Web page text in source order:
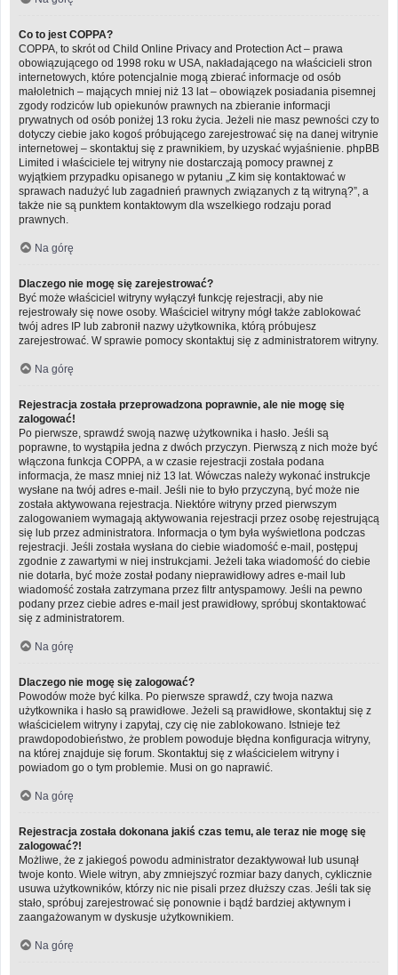
Co to jest COPPA?
COPPA, to skrót od Child Online Privacy and Protection Act – prawa
obowiązującego od 1998 roku w USA, nakładającego na właścicieli stron
internetowych, które potencjalnie mogą zbierać informacje od osób
małoletnich – mających mniej niż 13 lat – obowiązek posiadania pisemnej
zgody rodziców lub opiekunów prawnych na zbieranie informacji
prywatnych od osób poniżej 13 roku życia. Jeżeli nie masz pewności czy to
dotyczy ciebie jako kogoś próbującego zarejestrować się na danej witrynie
internetowej – skontaktuj się z prawnikiem, by uzyskać wyjaśnienie. phpBB
Limited i właściciele tej witryny nie dostarczają pomocy prawnej z
wyjątkiem przypadku opisanego w pytaniu „Z kim się kontaktować w
sprawach nadużyć lub zagadnień prawnych związanych z tą witryną?”, a
także nie są punktem kontaktowym dla wszelkiego rodzaju porad
prawnych.
Na górę
Dlaczego nie mogę się zarejestrować?
Być może właściciel witryny wyłączył funkcję rejestracji, aby nie
rejestrowały się nowe osoby. Właściciel witryny mógł także zablokować
twój adres IP lub zabronił nazwy użytkownika, którą próbujesz
zarejestrować. W sprawie pomocy skontaktuj się z administratorem witryny.
Na górę
Rejestracja została przeprowadzona poprawnie, ale nie mogę się
zalogować!
Po pierwsze, sprawdź swoją nazwę użytkownika i hasło. Jeśli są
poprawne, to wystąpiła jedna z dwóch przyczyn. Pierwszą z nich może być
włączona funkcja COPPA, a w czasie rejestracji została podana
informacja, że masz mniej niż 13 lat. Wówczas należy wykonać instrukcje
wysłane na twój adres e-mail. Jeśli nie to było przyczyną, być może nie
została aktywowana rejestracja. Niektóre witryny przed pierwszym
zalogowaniem wymagają aktywowania rejestracji przez osobę rejestrującą
się lub przez administratora. Informacja o tym była wyświetlona podczas
rejestracji. Jeśli została wysłana do ciebie wiadomość e-mail, postępuj
zgodnie z zawartymi w niej instrukcjami. Jeżeli taka wiadomość do ciebie
nie dotarła, być może został podany nieprawidłowy adres e-mail lub
wiadomość została zatrzymana przez filtr antyspamowy. Jeśli na pewno
podany przez ciebie adres e-mail jest prawidłowy, spróbuj skontaktować
się z administratorem.
Na górę
Dlaczego nie mogę się zalogować?
Powodów może być kilka. Po pierwsze sprawdź, czy twoja nazwa
użytkownika i hasło są prawidłowe. Jeżeli są prawidłowe, skontaktuj się z
właścicielem witryny i zapytaj, czy cię nie zablokowano. Istnieje też
prawdopodobieństwo, że problem powoduje błędna konfiguracja witryny,
na której znajduje się forum. Skontaktuj się z właścicielem witryny i
powiadom go o tym problemie. Musi on go naprawić.
Na górę
Rejestracja została dokonana jakiś czas temu, ale teraz nie mogę się
zalogować?!
Możliwe, że z jakiegoś powodu administrator dezaktywował lub usunął
twoje konto. Wiele witryn, aby zmniejszyć rozmiar bazy danych, cyklicznie
usuwa użytkowników, którzy nic nie pisali przez dłuższy czas. Jeśli tak się
stało, spróbuj zarejestrować się ponownie i bądź bardziej aktywnym i
zaangażowanym w dyskusje użytkownikiem.
Na górę